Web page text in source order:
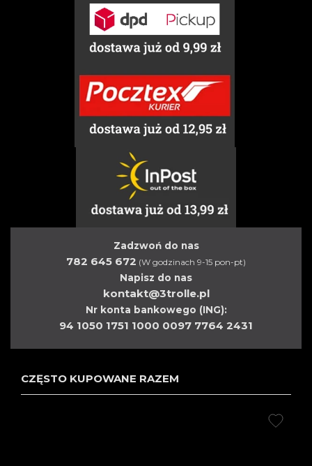
Zadzwoń do nas
782 645 672 (W godzinach 9-15 pon-pt)
Napisz do nas
kontakt@3trolle.pl
Nr konta bankowego (ING):
94 1050 1751 1000 0097 7764 2431
CZĘSTO KUPOWANE RAZEM